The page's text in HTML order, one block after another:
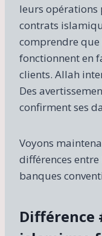
leurs opérations
contrats
comprendre que
fonctionnent en
clients. Allah
Des
confirment ses
Voyons
différences
banques
Différence